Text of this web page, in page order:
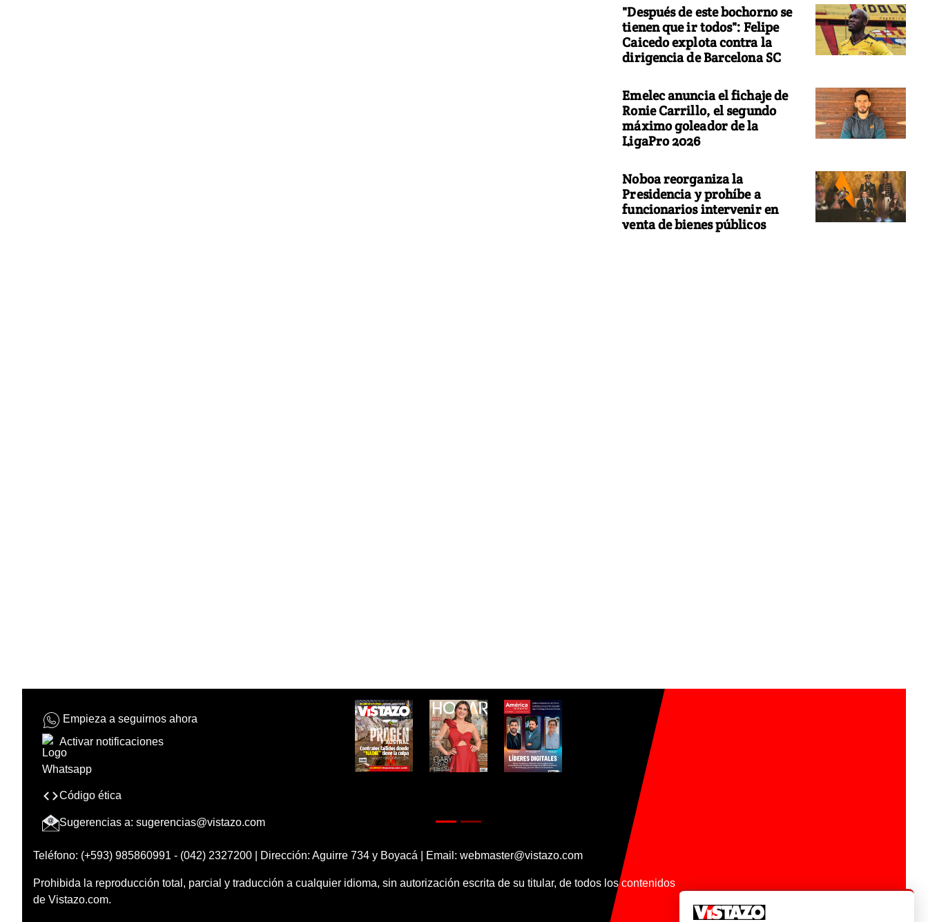
"Después de este bochorno se
tienen que ir todos": Felipe
Caicedo explota contra la
dirigencia de Barcelona SC
Emelec anuncia el fichaje de
Ronie Carrillo, el segundo
máximo goleador de la
LigaPro 2026
Noboa reorganiza la
Presidencia y prohíbe a
funcionarios intervenir en
venta de bienes públicos
Empieza a seguirnos ahora
Activar notificaciones
Código ética
Sugerencias a: sugerencias@vistazo.com
Teléfono: (+593) 985860991 - (042) 2327200 | Dirección: Aguirre 734 y Boyacá | Email: webmaster@vistazo.com
Prohibida la reproducción total, parcial y traducción a cualquier idioma, sin autorización escrita de su titular, de todos los contenidos
de Vistazo.com.